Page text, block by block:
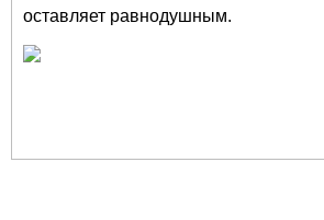
оставляет равнодушным.